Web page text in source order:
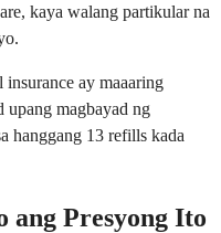
kaya walang partikular na
insurance ay maaaring
magbayad ng
hanggang 13 refills kada
ang Presyong Ito